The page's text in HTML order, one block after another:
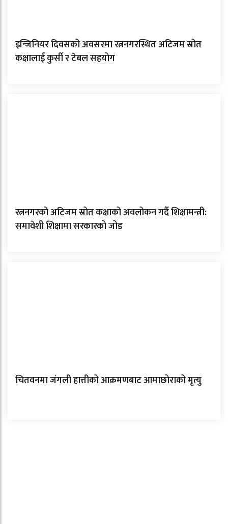
इन्जिनियर दिवसको अवसरमा रत्ननगरस्थित अटिजम स्रोत
कक्षालाई कुर्सी र टेबल सहयोग
रत्ननगरको अटिजम स्रोत कक्षाको अवलोकन गर्दै शिक्षामन्त्री:
समावेशी शिक्षामा सरकारको जोड
चितवनमा जंगली हात्तीको आक्रमणबाट आमाछोराको मृत्यु